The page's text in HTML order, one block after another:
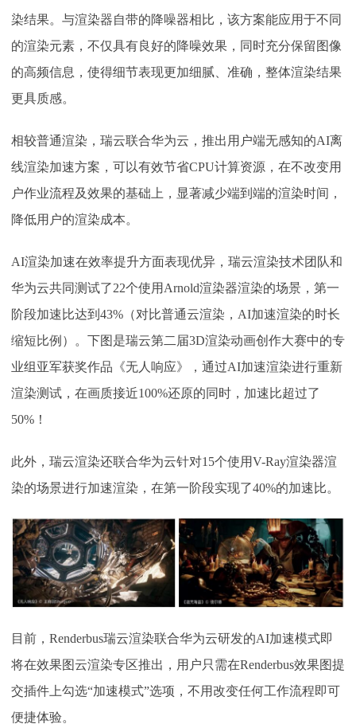
染结果。与渲染器自带的降噪器相比，该方案能应用于不同
的渲染元素，不仅具有良好的降噪效果，同时充分保留图像
的高频信息，使得细节表现更加细腻、准确，整体渲染结果
更具质感。
相较普通渲染，瑞云联合华为云，推出用户端无感知的AI离
线渲染加速方案，可以有效节省CPU计算资源，在不改变用
户作业流程及效果的基础上，显著减少端到端的渲染时间，
降低用户的渲染成本。
AI渲染加速在效率提升方面表现优异，瑞云渲染技术团队和
华为云共同测试了22个使用Arnold渲染器渲染的场景，第一
阶段加速比达到43%（对比普通云渲染，AI加速渲染的时长
缩短比例）。下图是瑞云第二届3D渲染动画创作大赛中的专
业组亚军获奖作品《无人响应》，通过AI加速渲染进行重新
渲染测试，在画质接近100%还原的同时，加速比超过了
50%！
此外，瑞云渲染还联合华为云针对15个使用V-Ray渲染器渲
染的场景进行加速渲染，在第一阶段实现了40%的加速比。
目前， Renderbus瑞云渲染联合华为云研发的AI加速模式即
将在效果图云渲染专区推出，用户只需在Renderbus效果图提
交插件上勾选“加速模式”选项，不用改变任何工作流程即可
便捷体验。